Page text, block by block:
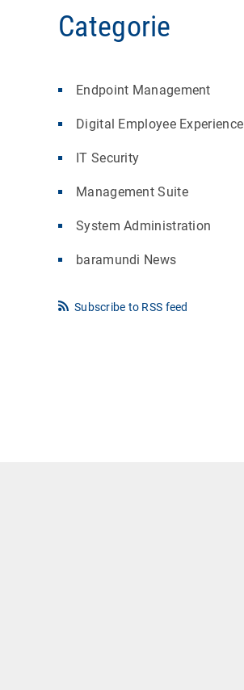
Categorie
Endpoint Management
Digital Employee Experience
IT Security
Management Suite
System Administration
baramundi News
Subscribe to RSS feed